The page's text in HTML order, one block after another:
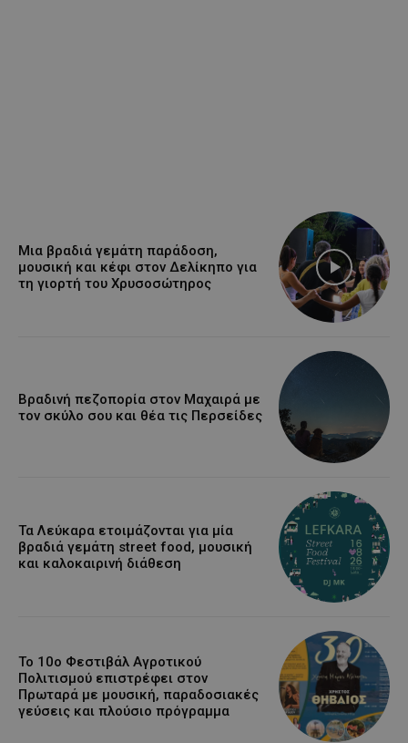
Μια βραδιά γεμάτη παράδοση,
μουσική και κέφι στον Δελίκηπο για
τη γιορτή του Χρυσοσώτηρος
Βραδινή πεζοπορία στον Μαχαιρά με
τον σκύλο σου και θέα τις Περσείδες
Τα Λεύκαρα ετοιμάζονται για μία
βραδιά γεμάτη street food, μουσική
και καλοκαιρινή διάθεση
Το 10ο Φεστιβάλ Αγροτικού
Πολιτισμού επιστρέφει στον
Πρωταρά με μουσική, παραδοσιακές
γεύσεις και πλούσιο πρόγραμμα